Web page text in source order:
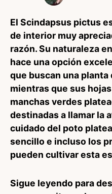
El Scindapsus pictus
de interior muy
razón. Su naturaleza
hace una opción
que buscan una planta
mientras que sus
manchas verdes
destinadas a llamar la
cuidado del poto
sencillo e incluso los
pueden cultivar esta
Sigue leyendo para